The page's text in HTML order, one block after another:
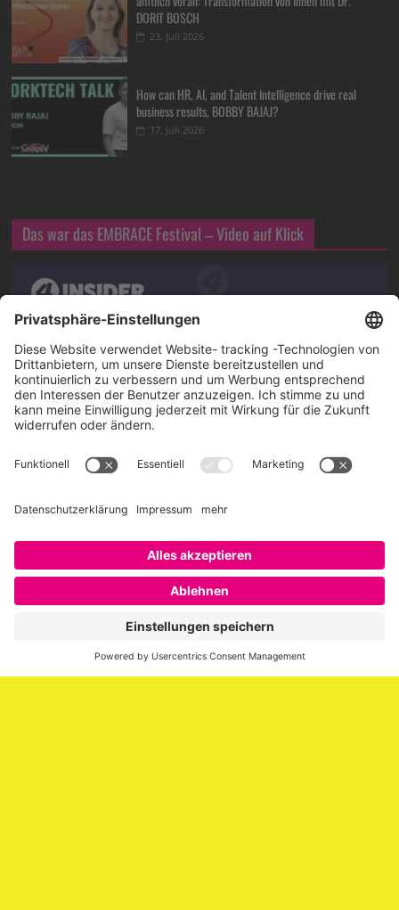
DORIT BOSCH
23. Juli 2026
How can HR, AI, and Talent Intelligence drive real
business results, BOBBY BAJAJ?
17. Juli 2026
Das war das EMBRACE Festival – Video auf Klick
Über SAATKORN
SAATKORN ist der Blog von Gero Hesse. Seit 2009 schreibt
er über die Themen Employer Branding,